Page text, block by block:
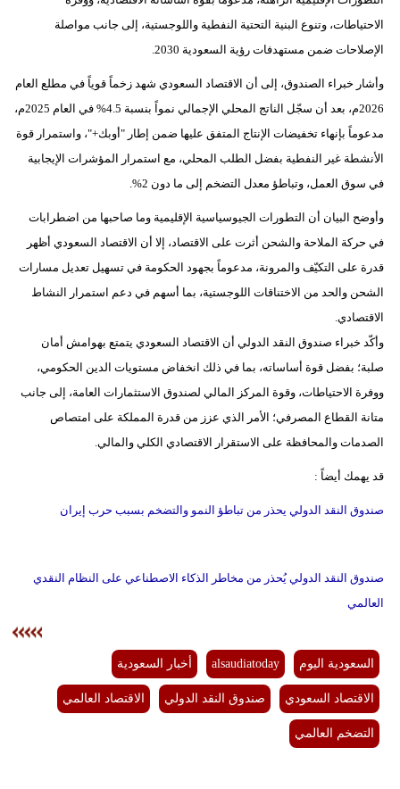
الاحتياطات، وتنوع البنية التحتية النفطية واللوجستية، إلى جانب مواصلة
الإصلاحات ضمن مستهدفات رؤية السعودية 2030.
وأشار خبراء الصندوق، إلى أن الاقتصاد السعودي شهد زخماً قوياً في مطلع العام
2026م، بعد أن سجّل الناتج المحلي الإجمالي نمواً بنسبة 4.5% في العام 2025م،
مدعوماً بإنهاء تخفيضات الإنتاج المتفق عليها ضمن إطار "أوبك+"، واستمرار قوة
الأنشطة غير النفطية بفضل الطلب المحلي، مع استمرار المؤشرات الإيجابية
في سوق العمل، وتباطؤ معدل التضخم إلى ما دون 2%.
وأوضح البيان أن التطورات الجيوسياسية الإقليمية وما صاحبها من اضطرابات
في حركة الملاحة والشحن أثرت على الاقتصاد، إلا أن الاقتصاد السعودي أظهر
قدرة على التكيّف والمرونة، مدعوماً بجهود الحكومة في تسهيل تعديل مسارات
الشحن والحد من الاختناقات اللوجستية، بما أسهم في دعم استمرار النشاط
الاقتصادي.
وأكّد خبراء صندوق النقد الدولي أن الاقتصاد السعودي يتمتع بهوامش أمان
صلبة؛ بفضل قوة أساساته، بما في ذلك انخفاض مستويات الدين الحكومي،
ووفرة الاحتياطات، وقوة المركز المالي لصندوق الاستثمارات العامة، إلى جانب
متانة القطاع المصرفي؛ الأمر الذي عزز من قدرة المملكة على امتصاص
الصدمات والمحافظة على الاستقرار الاقتصادي الكلي والمالي.
قد يهمك أيضاً :
صندوق النقد الدولي يحذر من تباطؤ النمو والتضخم بسبب حرب إيران
صندوق النقد الدولي يُحذر من مخاطر الذكاء الاصطناعي على النظام النقدي
العالمي
السعودية اليوم alsaudiatoday أخبار السعودية
الاقتصاد السعودي صندوق النقد الدولي الاقتصاد العالمي
التضخم العالمي